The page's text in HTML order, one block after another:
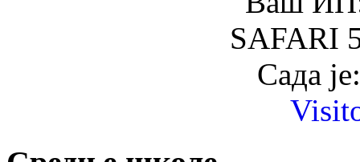
SAFARI
Сада